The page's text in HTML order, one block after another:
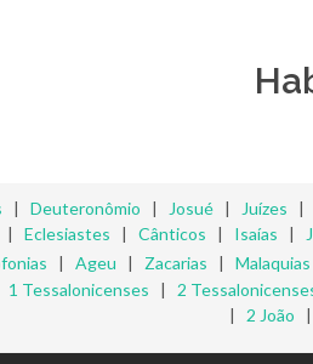
| Deuteronômio | Josué| Juízes |
| Eclesiastes | Cânticos | Isaías |
| Ageu | Zacarias | Malaquias
1 Tessalonicenses | 2
| 2 João |